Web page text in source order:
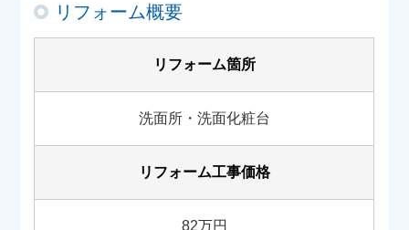
リフォーム概要
リフォーム箇所
洗面所・洗面化粧台
リフォーム工事価格
82万円